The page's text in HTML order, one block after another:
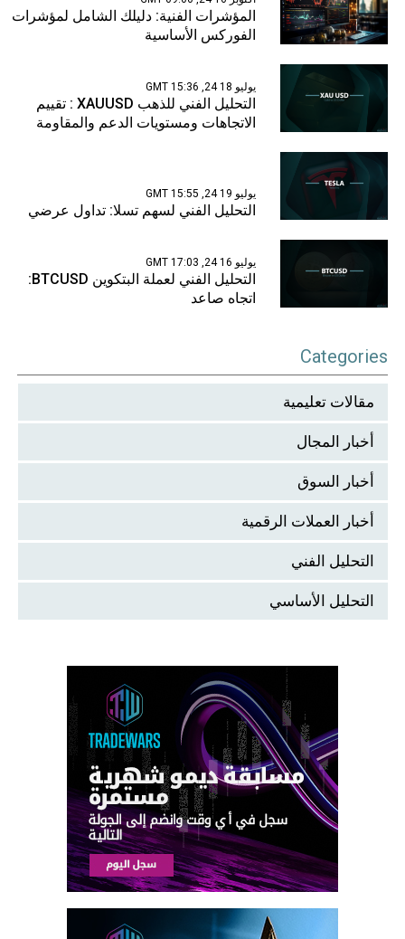
المؤشرات الفنية: دليلك الشامل لمؤشرات
الفوركس الأساسية
يوليو 18 24, 15:36 GMT
التحليل الفني للذهب XAUUSD : تقييم
الاتجاهات ومستويات الدعم والمقاومة
يوليو 19 24, 15:55 GMT
التحليل الفني لسهم تسلا: تداول عرضي
يوليو 16 24, 17:03 GMT
التحليل الفني لعملة البتكوين BTCUSD:
اتجاه صاعد
Categories
مقالات تعليمية
أخبار المجال
أخبار السوق
أخبار العملات الرقمية
التحليل الفني
التحليل الأساسي